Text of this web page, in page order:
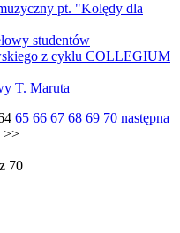
pt. "Kolędy dla
studentów
z cyklu COLLEGIUM
T. Maruta
65 66 67 68 69 70 następna
>>
70